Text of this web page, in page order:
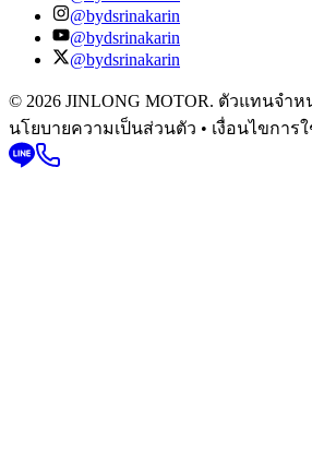
@bydsrinakarin
@bydsrinakarin
@bydsrinakarin
© 2026 JINLONG MOTOR. ตัวแทนจำ
นโยบายความเป็นส่วนตัว • เงื่อนไขการ